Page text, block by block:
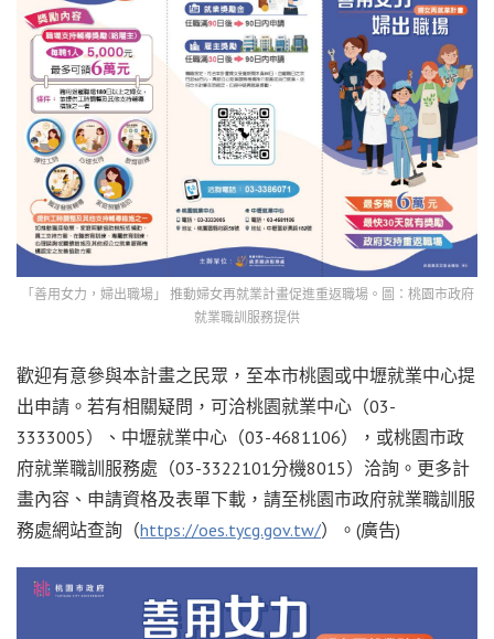
「善用女力，婦出職場」 推動婦女再就業計畫促進重返職場。圖：桃園市政府
就業職訓服務提供
歡迎有意參與本計畫之民眾，至本市桃園或中壢就業中心提
出申請。若有相關疑問，可洽桃園就業中心（03-
3333005）、中壢就業中心（03-4681106），或桃園市政
府就業職訓服務處（03-3322101分機8015）洽詢。更多計
畫內容、申請資格及表單下載，請至桃園市政府就業職訓服
務處網站查詢（https://oes.tycg.gov.tw/）。(廣告)